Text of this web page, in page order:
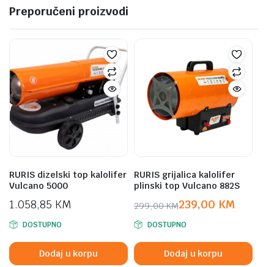
Preporučeni proizvodi
RURIS dizelski top kalolifer
Vulcano 5000
1.058,85 KM
DOSTUPNO
Dodaj u korpu
RURIS grijalica kalolifer
plinski top Vulcano 882S
299,00KM
Original
price
was:
299,00 KM.
239,00 KM
Current
price
is:
239,00 KM.
DOSTUPNO
Dodaj u korpu